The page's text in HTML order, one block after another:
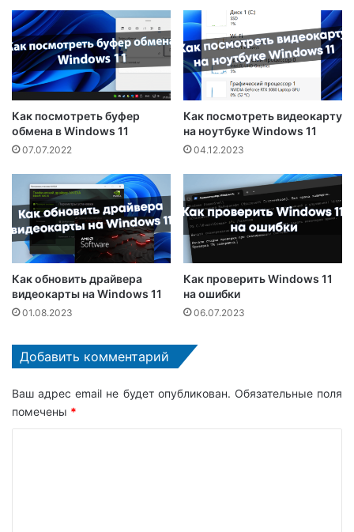
Как посмотреть буфер
обмена в Windows 11
07.07.2022
Как посмотреть видеокарту
на ноутбуке Windows 11
04.12.2023
Как обновить драйвера
видеокарты на Windows 11
01.08.2023
Как проверить Windows 11
на ошибки
06.07.2023
Добавить комментарий
Ваш адрес email не будет опубликован. Обязательные поля
помечены *